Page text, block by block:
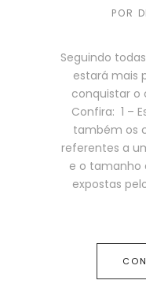
POR
Seguindo
estará mais
conquistar o
Confira: 1 –
também os
referentes a
e o tamanho
expostas